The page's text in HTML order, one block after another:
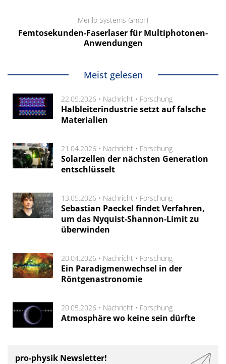
Menlo Systems GmbH
Femtosekunden-Faserlaser für Multiphotonen-
Anwendungen
Meist gelesen
22.05.2026 • Nachricht • Forschung
Halbleiterindustrie setzt auf falsche
Materialien
21.04.2026 • Nachricht • Forschung
Solarzellen der nächsten Generation
entschlüsselt
13.05.2026 • Nachricht • Forschung
Sebastian Paeckel findet Verfahren,
um das Nyquist-Shannon-Limit zu
überwinden
20.04.2026 • Nachricht • Forschung
Ein Paradigmenwechsel in der
Röntgenastronomie
20.05.2026 • Nachricht • Forschung
Atmosphäre wo keine sein dürfte
pro-physik Newsletter!